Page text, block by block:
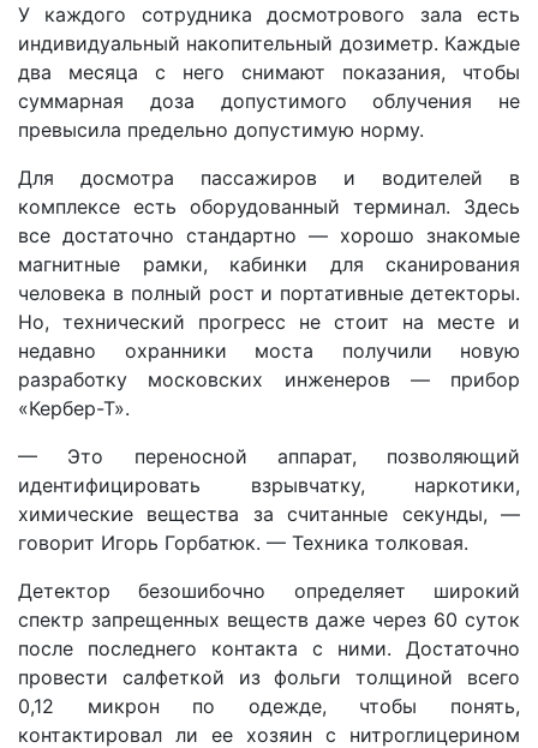
У каждого сотрудника досмотрового зала есть
индивидуальный накопительный дозиметр. Каждые
два месяца с него снимают показания, чтобы
суммарная доза допустимого облучения не
превысила предельно допустимую норму.
Для досмотра пассажиров и водителей в
комплексе есть оборудованный терминал. Здесь
все достаточно стандартно — хорошо знакомые
магнитные рамки, кабинки для сканирования
человека в полный рост и портативные детекторы.
Но, технический прогресс не стоит на месте и
недавно охранники моста получили новую
разработку московских инженеров — прибор
«Кербер-Т».
— Это переносной аппарат, позволяющий
идентифицировать взрывчатку, наркотики,
химические вещества за считанные секунды, —
говорит Игорь Горбатюк. — Техника толковая.
Детектор безошибочно определяет широкий
спектр запрещенных веществ даже через 60 суток
после последнего контакта с ними. Достаточно
провести салфеткой из фольги толщиной всего
0,12 микрон по одежде, чтобы понять,
контактировал ли ее хозяин с нитроглицерином